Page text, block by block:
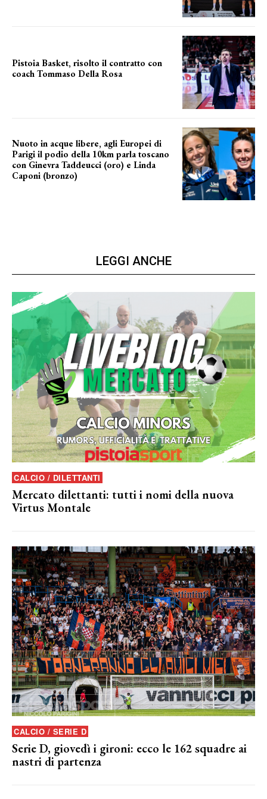
Pistoia Basket, risolto il contratto con
coach Tommaso Della Rosa
Nuoto in acque libere, agli Europei di
Parigi il podio della 10km parla toscano
con Ginevra Taddeucci (oro) e Linda
Caponi (bronzo)
LEGGI ANCHE
CALCIO / DILETTANTI
Mercato dilettanti: tutti i nomi della nuova
Virtus Montale
CALCIO / SERIE D
Serie D, giovedì i gironi: ecco le 162 squadre ai
nastri di partenza